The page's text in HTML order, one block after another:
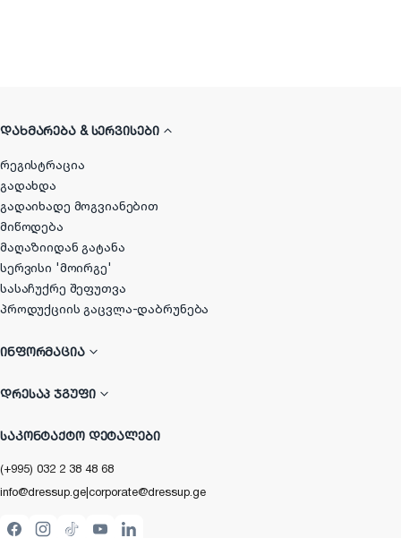
ᲓᲐᲮᲛᲐᲠᲔᲑᲐ & ᲡᲔᲠᲕᲘᲡᲔᲑᲘ
რეგისტრაცია
გადახდა
გადაიხადე მოგვიანებით
მიწოდება
მაღაზიიდან გატანა
სერვისი 'მოირგე'
სასაჩუქრე შეფუთვა
პროდუქციის გაცვლა-დაბრუნება
ᲘᲜᲤᲝᲠᲛᲐᲪᲘᲐ
ᲓᲠᲔᲡᲐᲞ ᲯᲒᲣᲤᲘ
ᲡᲐᲙᲝᲜᲢᲐᲥᲢᲝ ᲓᲔᲢᲐᲚᲔᲑᲘ
(+995) 032 2 38 48 68
info@dressup.ge|corporate@dressup.ge